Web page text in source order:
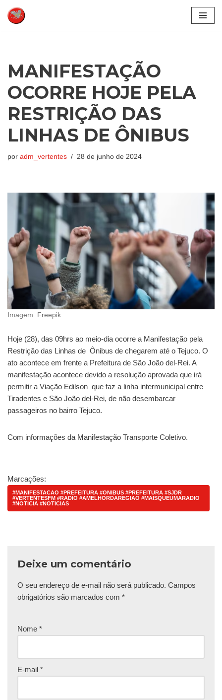
Pular
MANIFESTAÇÃO
OCORRE HOJE PELA
RESTRIÇÃO DAS
LINHAS DE ÔNIBUS
por adm_vertentes 28 de junho de 2024
Imagem: Freepik
Hoje (28), das 09hrs ao meio-dia ocorre a Manifestação pela
Restrição das Linhas de Ônibus de chegarem até o Tejuco. O
ato acontece em frente a Prefeitura de São João del-Rei. A
manifestação acontece devido a resolução aprovada que irá
permitir a Viação Edilson que faz a linha intermunicipal entre
Tiradentes e São João del-Rei, de não desembarcar
passageiros no bairro Tejuco.
Com informações da Manifestação Transporte Coletivo.
Marcações:
#MANIFESTACAO #PREFEITURA #ONIBUS #PREFEITURA #SJDR
#VERTENTESFM #RADIO #AMELHORDAREGIAO #MAISQUEUMARADIO
#NOTICIA #NOTICIAS
Deixe um comentário
O seu endereço de e-mail não será publicado. Campos
obrigatórios são marcados com *
Nome *
E-mail *